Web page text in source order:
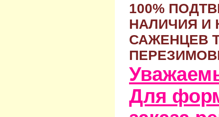
100%
НАЛИЧИЯ И
САЖЕНЦЕВ
Для